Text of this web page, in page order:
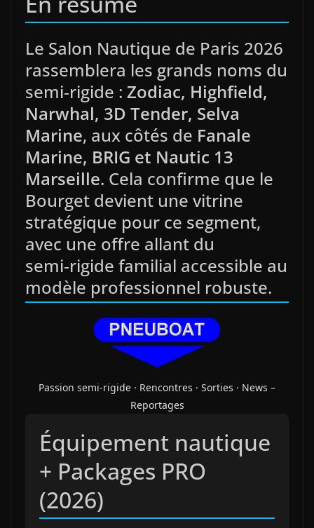
Le Salon Nautique de Paris 2026
rassemblera les grands noms du
semi‑rigide : Zodiac, Highfield,
Narwhal, 3D Tender, Selva
Marine, aux côtés de Fanale
Marine, BRIG et Nautic 13
Marseille. Cela confirme que le
Bourget devient une vitrine
stratégique pour ce segment,
avec une offre allant du
semi‑rigide familial accessible au
modèle professionnel robuste.
Passion semi-rigide · Rencontres · Sorties · News –
Reportages
Équipement nautique
+ Packages PRO
(2026)